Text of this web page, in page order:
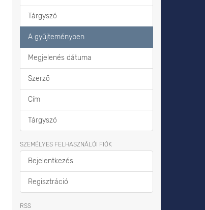
Tárgyszó
A gyűjteményben
Megjelenés dátuma
Szerző
Cím
Tárgyszó
SZEMÉLYES FELHASZNÁLÓI FIÓK
Bejelentkezés
Regisztráció
RSS